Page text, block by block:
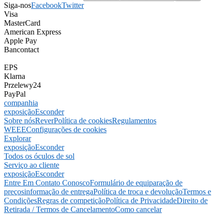
Siga-nosFacebookTwitter
Visa
MasterCard
American Express
Apple Pay
Bancontact
EPS
Klarna
Przelewy24
PayPal
companhia
exposiçãoEsconder
Sobre nósReverPolítica de cookiesRegulamentos
WEEEConfigurações de cookies
Explorar
exposiçãoEsconder
Todos os óculos de sol
Serviço ao cliente
exposiçãoEsconder
Entre Em Contato ConoscoFormulário de equiparação de
preçosinformação de entregaPolítica de troca e devoluçãoTermos e
CondiçõesRegras de competiçãoPolítica de PrivacidadeDireito de
Retirada / Termos de CancelamentoComo cancelar